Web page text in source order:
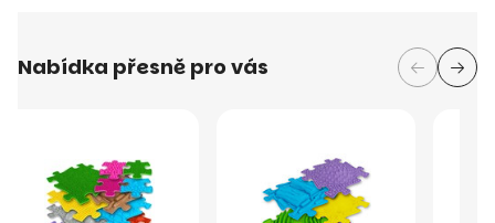
Nabídka přesně pro vás